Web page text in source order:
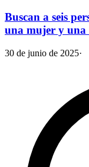
Buscan a seis
una mujer y una
30 de junio de 2025·